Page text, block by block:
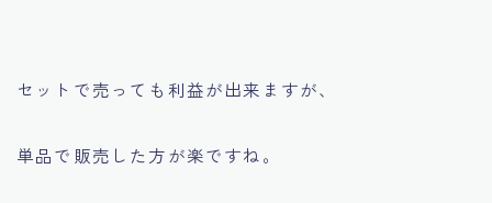
セットで売っても利益が出来ますが、
単品で販売した方が楽ですね。